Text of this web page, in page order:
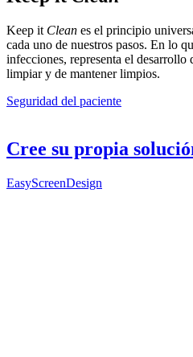
Keep it Clean es el principio
cada uno de nuestros pasos. En lo
infecciones, representa el desarrollo
limpiar y de mantener limpios.
Seguridad del paciente
Cree su propia
EasyScreenDesign